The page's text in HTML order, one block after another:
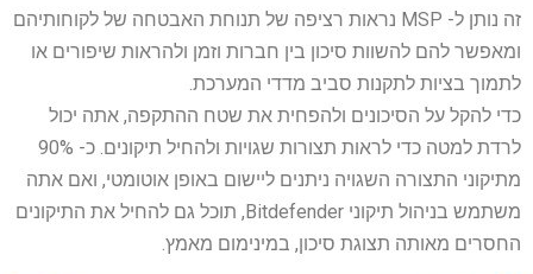
זה נותן ל- MSP נראות רציפה של תנוחת האבטחה של לקוחותיהם
ומאפשר להם להשוות סיכון בין חברות וזמן ולהראות שיפורים או
לתמוך בציות לתקנות סביב מדדי המערכת.
כדי להקל על הסיכונים ולהפחית את שטח ההתקפה, אתה יכול
לרדת למטה כדי לראות תצורות שגויות ולהחיל תיקונים. כ- 90%
מתיקוני התצורה השגויה ניתנים ליישום באופן אוטומטי, ואם אתה
משתמש בניהול תיקוני Bitdefender, תוכל גם להחיל את התיקונים
החסרים מאותה תצוגת סיכון, במינימום מאמץ.